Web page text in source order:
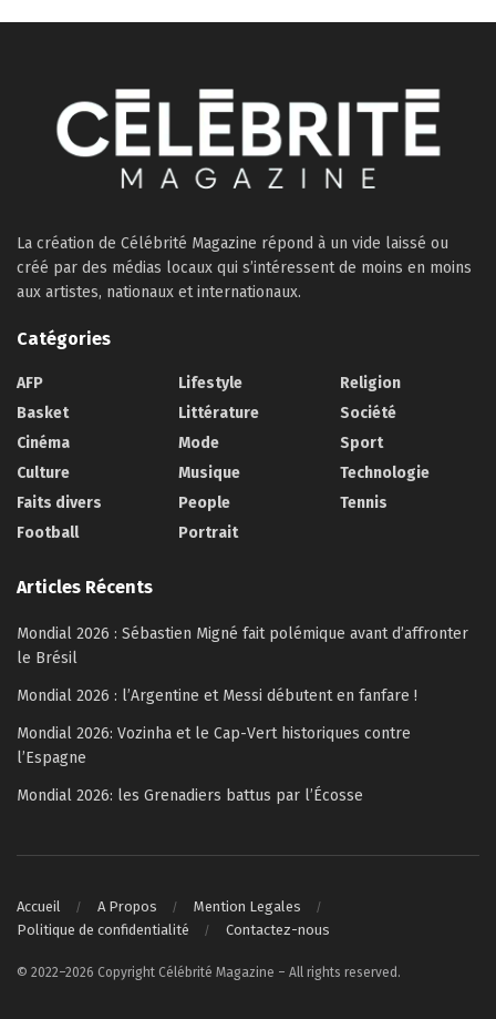
La création de Célébrité Magazine répond à un vide laissé ou
créé par des médias locaux qui s’intéressent de moins en moins
aux artistes, nationaux et internationaux.
Catégories
AFP
Basket
Cinéma
Culture
Faits divers
Football
Lifestyle
Littérature
Mode
Musique
People
Portrait
Religion
Société
Sport
Technologie
Tennis
Articles Récents
Mondial 2026 : Sébastien Migné fait polémique avant d’affronter
le Brésil
Mondial 2026 : l’Argentine et Messi débutent en fanfare !
Mondial 2026: Vozinha et le Cap-Vert historiques contre
l’Espagne
Mondial 2026: les Grenadiers battus par l’Écosse
Accueil A Propos
Mention Legales
Politique de confidentialité
Contactez-nous
© 2022–2026 Copyright Célébrité Magazine – All rights reserved.